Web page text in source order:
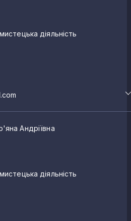
діяльність
Андріївна
діяльність